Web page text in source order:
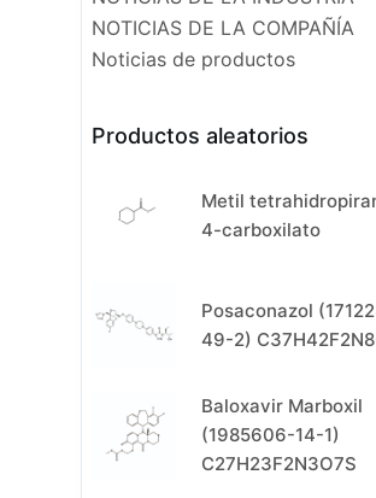
NOTICIAS DE LA COMPAÑÍA
Noticias de productos
Productos aleatorios
Metil
4-carboxilato
Posaconazol
49-2)
Baloxavir Marboxil
(1985606-14-1)
C27H23F2N3O7S